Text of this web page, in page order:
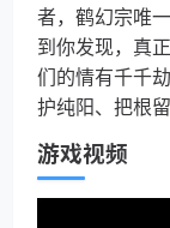
者，鹤幻宗唯
到你发现，真
们的情有千千
护纯阳、把根留
游戏视频